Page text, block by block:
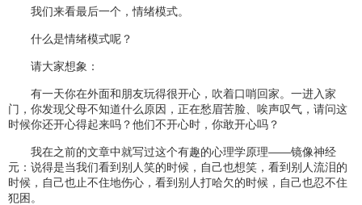
我们来看最后一个，情绪模式。
什么是情绪模式呢？
请大家想象：
有一天你在外面和朋友玩得很开心，吹着口哨回家。一进入家
门，你发现父母不知道什么原因，正在愁眉苦脸、唉声叹气，请问这
时候你还开心得起来吗？他们不开心时，你敢开心吗？
我在之前的文章中就写过这个有趣的心理学原理——镜像神经
元：说得是当我们看到别人笑的时候，自己也想笑，看到别人流泪的
时候，自己也止不住地伤心，看到别人打哈欠的时候，自己也忍不住
犯困。